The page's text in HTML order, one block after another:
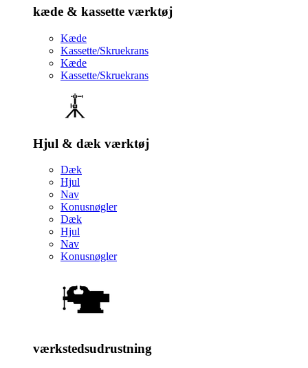
kæde & kassette værktøj
Kæde
Kassette/Skruekrans
Kæde
Kassette/Skruekrans
Hjul & dæk værktøj
Dæk
Hjul
Nav
Konusnøgler
Dæk
Hjul
Nav
Konusnøgler
værkstedsudrustning